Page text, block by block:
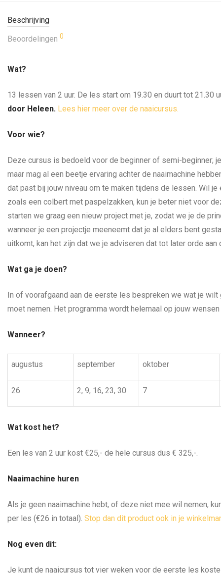
Beschrijving
Beoordelingen 0
Wat?
13 lessen van 2 uur. De les start om 19.30 en duurt tot 21.30
door Heleen. Lees hier meer over de naaicursus.
Voor wie?
Deze cursus is bedoeld voor de beginner of semi-beginner;
maar mag al een beetje ervaring achter de naaimachine
dat past bij jouw niveau om te maken tijdens de lessen. Wil
zoals een colbert met paspelzakken, kun je beter niet voor
starten we graag een nieuw project met je, zodat we je de
wanneer je een projectje meeneemt dat je al elders bent
uitkomt, kan het zijn dat we je adviseren dat tot later orde aan
Wat ga je doen?
In of voorafgaand aan de eerste les bespreken we wat je wilt
moet nemen. Het programma wordt helemaal op jouw
Wanneer?
augustus september oktober
26 2, 9, 16, 23, 30 7
Wat kost het?
Een les van 2 uur kost €25,- de hele cursus dus € 325,-.
Naaimachine huren
Als je geen naaimachine hebt, of deze niet mee wil nemen,
per les (€26 in totaal). Stop dan dit product ook in je
Nog even dit:
Je kunt de naaicursus tot vier weken voor de eerste les